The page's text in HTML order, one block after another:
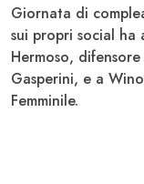
Giornata di
sui propri social ha
Hermoso,
Gasperini, e a
Femminile.